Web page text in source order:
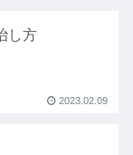
し方
2023.02.09